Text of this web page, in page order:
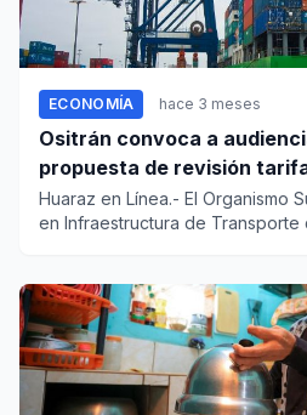
ECONOMÍA hace 3 meses
Ositrán convoca a
propuesta de revisión
Norte del Callao
Huaraz en Línea.- El Organismo
en Infraestructura de Transporte